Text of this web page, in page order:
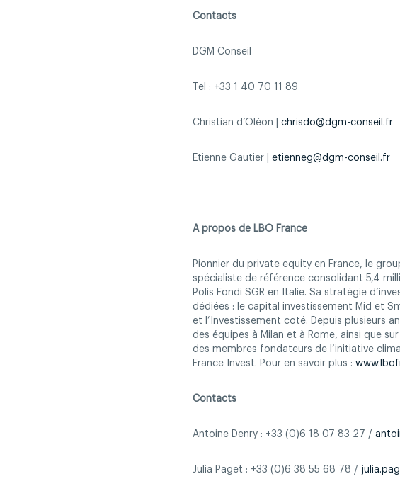
Contacts
DGM Conseil
Tel : +33 1 40 70 11 89
Christian d’Oléon | chrisdo@dgm-conseil.fr
Etienne Gautier | etienneg@dgm-conseil.fr
A propos de LBO France
Pionnier du private equity en France, le
spécialiste de référence consolidant 5,4
Polis Fondi SGR en Italie. Sa stratégie
dédiées : le capital investissement Mid et
et l’Investissement coté. Depuis plusieurs
des équipes à Milan et à Rome, ainsi que
des membres fondateurs de l’initiative
France Invest. Pour en savoir plus :
Contacts
Antoine Denry : +33 (0)6 18 07 83 27 /
Julia Paget : +33 (0)6 38 55 68 78 /